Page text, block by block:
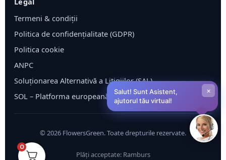
Termeni & condiții
Politica de confidențialitate (GDPR)
Politica cookie
ANPC
Soluționarea Alternativă a Litigiilor (SAL)
SOL – Platforma europeană ODR
© 2026 FlowersGreen. Toate drepturile rezervate.
Plăți acceptate: Ramburs
Salut! Sunt Asistent,
ajutorul tău virtual!
×
0